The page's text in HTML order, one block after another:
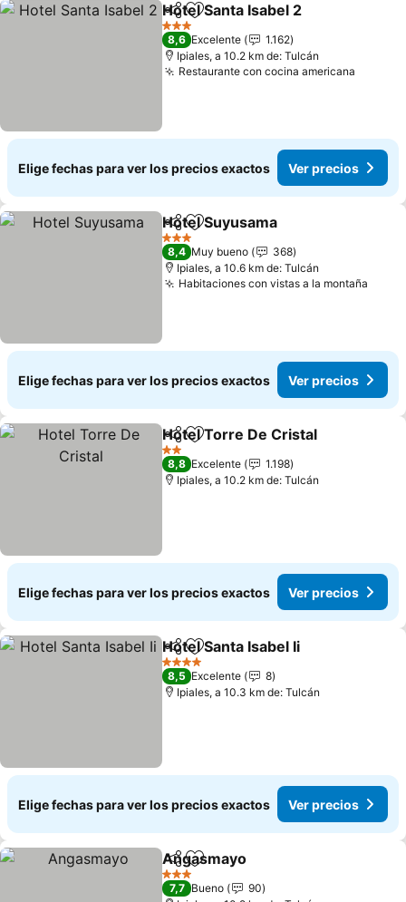
CompartirAgregar a favoritos
Hotel Santa Isabel 2
3 Estrellas
8,6 Excelente
1.162
Ipiales, a 10.2 km de: Tulcán
Restaurante con cocina americana
Elige fechas para ver los precios exactos Ver precios
CompartirAgregar a favoritos
Hotel Suyusama
3 Estrellas
8,4 Muy bueno
368
Ipiales, a 10.6 km de: Tulcán
Habitaciones con vistas a la montaña
Elige fechas para ver los precios exactos Ver precios
CompartirAgregar a favoritos
Hotel Torre De Cristal
2 Estrellas
8,8 Excelente
1.198
Ipiales, a 10.2 km de: Tulcán
Elige fechas para ver los precios exactos Ver precios
CompartirAgregar a favoritos
Hotel Santa Isabel Ii
4 Estrellas
8,5 Excelente
8
Ipiales, a 10.3 km de: Tulcán
Elige fechas para ver los precios exactos Ver precios
CompartirAgregar a favoritos
Angasmayo
3 Estrellas
7,7 Bueno
90